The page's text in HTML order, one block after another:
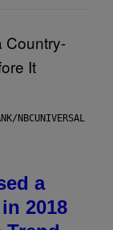
NBCUNIVERSAL
a
2018